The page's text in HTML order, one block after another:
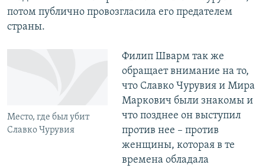
потом публично провозгласила его предателем
страны.
Место, где был убит
Славко Чурувия
Филип Шварм так же
обращает внимание на то,
что Славко Чурувия и Мира
Маркович были знакомы и
что позднее он выступил
против нее – против
женщины, которая в те
времена обладала